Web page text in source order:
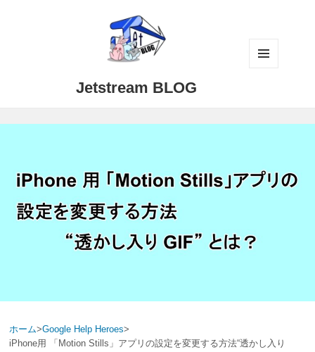
Jetstream BLOG
ホーム>Google Help Heroes>
iPhone用 「Motion Stills」アプリの設定を変更する方法“透かし入り